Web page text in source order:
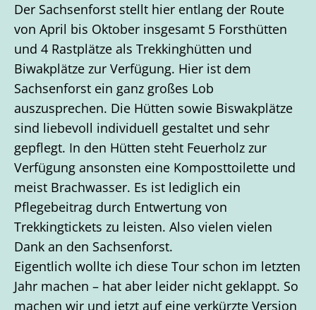
Der Sachsenforst stellt hier entlang der Route
von April bis Oktober insgesamt 5 Forsthütten
und 4 Rastplätze als Trekkinghütten und
Biwakplätze zur Verfügung. Hier ist dem
Sachsenforst ein ganz großes Lob
auszusprechen. Die Hütten sowie Biswakplätze
sind liebevoll individuell gestaltet und sehr
gepflegt. In den Hütten steht Feuerholz zur
Verfügung ansonsten eine Komposttoilette und
meist Brachwasser. Es ist lediglich ein
Pflegebeitrag durch Entwertung von
Trekkingtickets zu leisten. Also vielen vielen
Dank an den Sachsenforst.
Eigentlich wollte ich diese Tour schon im letzten
Jahr machen – hat aber leider nicht geklappt. So
machen wir und jetzt auf eine verkürzte Version